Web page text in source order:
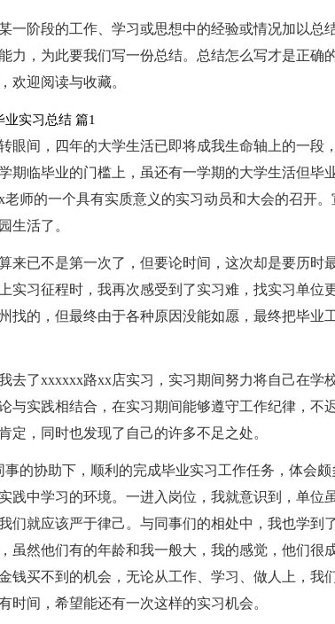
一阶段的工作、学习或思想中的经验或情况加以总
力，为此要我们写一份总结。总结怎么写才是正确
欢迎阅读与收藏。
实习总结 篇1
眼间，四年的大学生活已即将成我生命轴上的一段
期临毕业的门槛上，虽还有一学期的大学生活但毕
老师的一个具有实质意义的实习动员和大会的召开
生活了。
来已不是第一次了，但要论时间，这次却是要历时
实习征程时，我再次感受到了实习难，找实习单位
找的，但最终由于各种原因没能如愿，最终把毕业
去了xxxxxx路xx店实习，实习期间努力将自己在学
与实践相结合，在实习期间能够遵守工作纪律，不
定，同时也发现了自己的许多不足之处。
事的协助下，顺利的完成毕业实习工作任务，体会
践中学习的环境。一进入岗位，我就意识到，单位
们就应该严于律己。与同事们的相处中，我也学到
虽然他们有的年龄和我一般大，我的感觉，他们很
钱买不到的机会，无论从工作、学习、做人上，我
时间，希望能还有一次这样的实习机会。